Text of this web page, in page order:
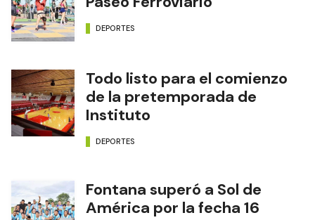
DEPORTES
Todo listo para el comienzo
de la pretemporada de
Instituto
DEPORTES
Fontana superó a Sol de
América por la fecha 16